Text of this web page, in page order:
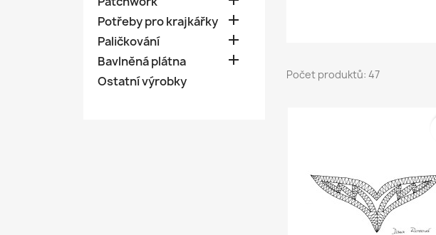
Potřeby pro krajkářky 
Paličkování 
Bavlněná plátna 
Ostatní výrobky Počet produktů: 47